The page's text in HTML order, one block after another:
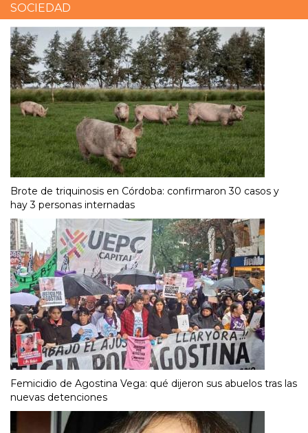
SOCIEDAD
Brote de triquinosis en Córdoba: confirmaron 30 casos y
hay 3 personas internadas
Femicidio de Agostina Vega: qué dijeron sus abuelos tras las
nuevas detenciones